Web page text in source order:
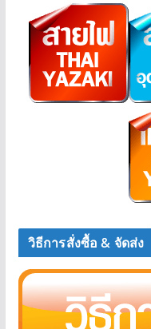
วิธีการสั่งซื้อ & จัดส่ง